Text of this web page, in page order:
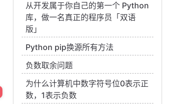
从开发属于你自己的第一个 Python
库，做一名真正的程序员「双语
版」
Python pip换源所有方法
负数取余问题
为什么计算机中数字符号位0表示正
数，1表示负数